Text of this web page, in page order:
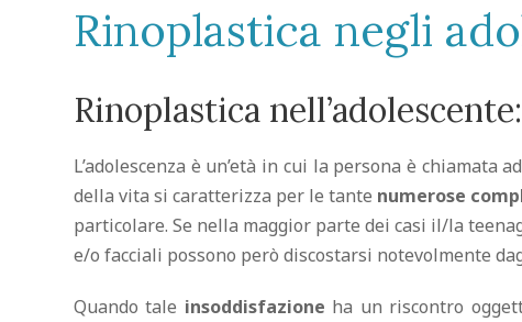
Rinoplastica negli
Rinoplastica
L’adolescenza è un’età in cui la persona è chiamata
della vita si caratterizza per le tante numerose
particolare. Se nella maggior parte dei casi il/la
e/o facciali possono però discostarsi notevolmente
Quando tale insoddisfazione ha un riscontro